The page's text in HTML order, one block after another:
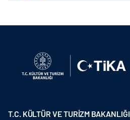
T.C. KÜLTÜR VE TURİZM BAKANLIĞI